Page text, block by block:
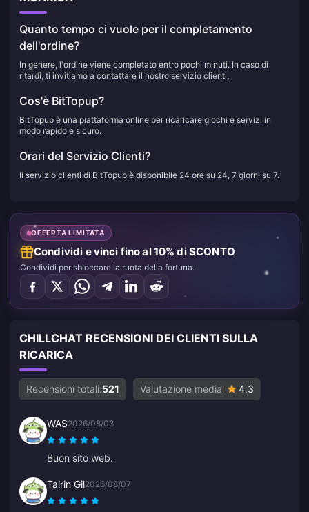
Quanto tempo ci vuole per il completamento
dell'ordine?
In genere, l'ordine viene completato entro pochi minuti. In caso di
ritardi, ti invitiamo a contattare il nostro servizio clienti.
Cos'è BitTopup?
BitTopup è una piattaforma online per ricaricare giochi e servizi in
modo rapido e sicuro.
Orari del Servizio Clienti?
Il servizio clienti di BitTopup è disponibile 24 ore su 24, 7 giorni su 7.
OFFERTA LIMITATA
Condividi e vinci fino al 10% di SCONTO
Condividi per sbloccare la ruota della fortuna.
CHILLCHAT RECENSIONI DEI CLIENTI SULLA
RICARICA
Recensioni totali:521 Valutazione media 4.3
WAS2026/08/03
Buon sito web.
Tairin Gil2026/08/07